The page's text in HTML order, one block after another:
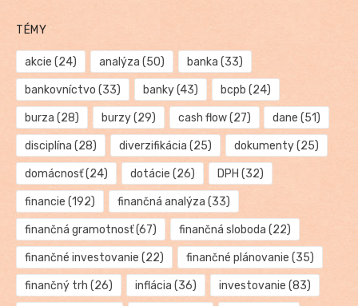
TÉMY
akcie (24) analýza (50) banka (33)
bankovníctvo (33) banky(43) bcpb (24)
burza (28) burzy(29) cash flow(27) dane (51)
disciplína (28) diverzifikácia (25) dokumenty(25)
domácnosť(24) dotácie (26) DPH (32)
financie (192) finančná analýza (33)
finančná gramotnosť(67) finančná sloboda (22)
finančné investovanie (22) finančné plánovanie (35)
finančný trh (26) inflácia (36) investovanie (83)